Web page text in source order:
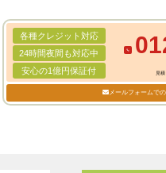
各種クレジット対応
24時間夜間も対応中
安心の1億円保証付
見
メールフォームで